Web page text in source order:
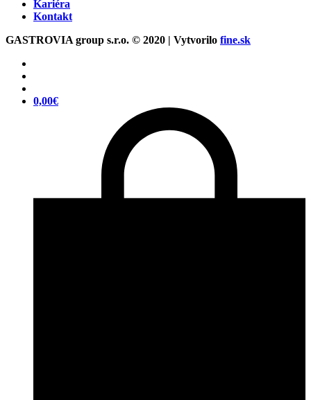
Kariéra
Kontakt
GASTROVIA group s.r.o. © 2020 | Vytvorilo fine.sk
0,00€